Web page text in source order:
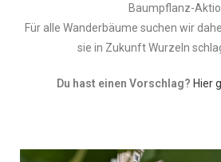
Baumpflanz-
Für alle Wanderbäume suchen wir
sie in Zukunft Wurzeln
Du hast einen Vorschlag? Hier